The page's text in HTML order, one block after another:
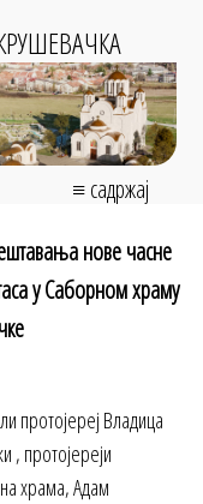
≡ садржај
нове часне
у Саборном храму
протојереј Владица
, протојереји
храма, Адам